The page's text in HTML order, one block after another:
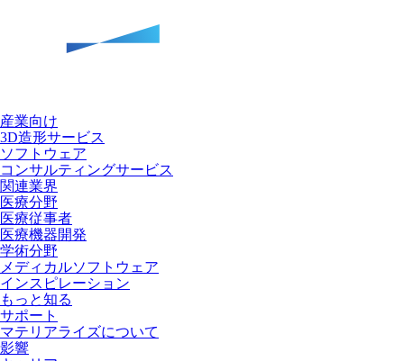
産業向け
3D造形サービス
ソフトウェア
コンサルティングサービス
関連業界
医療分野
医療従事者
医療機器開発
学術分野
メディカルソフトウェア
インスピレーション
もっと知る
サポート
マテリアライズについて
影響